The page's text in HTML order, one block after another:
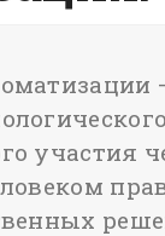
участия